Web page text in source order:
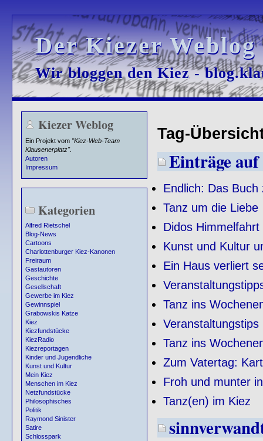
Der Kiezer
Der Kiezer
Wir bloggen den Kiez -
Wir bloggen den Kiez -
Kiezer Weblog
Ein Projekt vom "Kiez-Web-Team
Klausenerplatz".
Autoren
Impressum
Kategorien
Alfred Rietschel
Blog-News
Cartoons
Charlottenburger Kiez-Kanonen
Freiraum
Gastautoren
Geschichte
Gesellschaft
Gewerbe im Kiez
Gewinnspiel
Grabowskis Katze
Kiez
Kiezfundstücke
KiezRadio
Kiezreportagen
Kinder und Jugendliche
Kunst und Kultur
Mein Kiez
Menschen im Kiez
Netzfundstücke
Philosophisches
Politik
Raymond Sinister
Satire
Schlosspark
Tag-
Einträge
Endlich: Das
Tanz um die Liebe
Didos Himmelfahrt
Kunst und Kultur
Ein Haus verliert
Tanz ins
Tanz ins
Zum Vatertag:
Froh und munter
Tanz(en) im Kiez